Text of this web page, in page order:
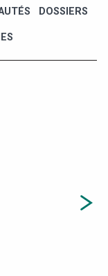
DOSSIERS